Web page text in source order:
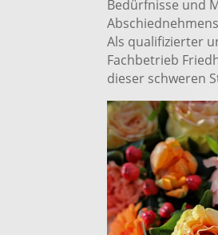
Bedürfnisse und
Als qualifizierter
Fachbetrieb
dieser schweren